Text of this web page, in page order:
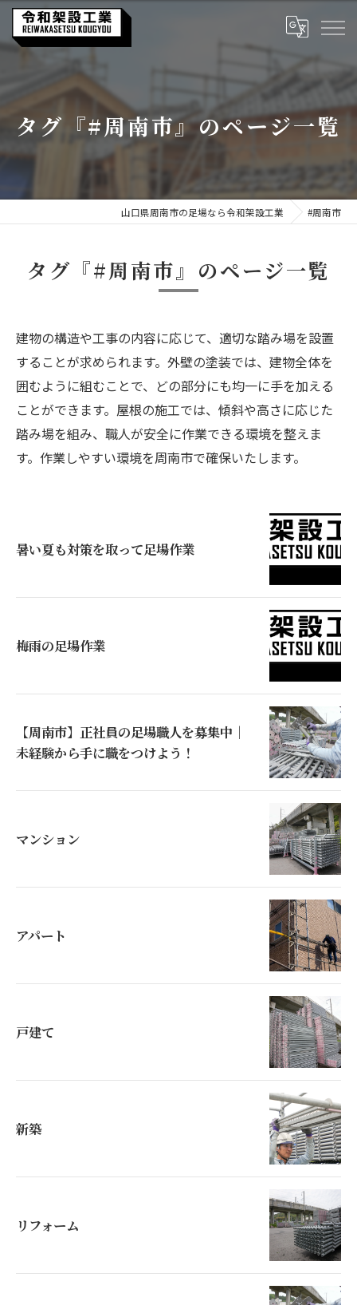
タグ『#周南市』のページ一覧
山口県周南市の足場なら令和架設工業 #周南市
タグ『#周南市』のページ一覧
建物の構造や工事の内容に応じて、適切な踏み場を設置
することが求められます。外壁の塗装では、建物全体を
囲むように組むことで、どの部分にも均一に手を加える
ことができます。屋根の施工では、傾斜や高さに応じた
踏み場を組み、職人が安全に作業できる環境を整えま
す。作業しやすい環境を周南市で確保いたします。
暑い夏も対策を取って足場作業
梅雨の足場作業
【周南市】正社員の足場職人を募集中｜
未経験から手に職をつけよう！
マンション
アパート
戸建て
新築
リフォーム